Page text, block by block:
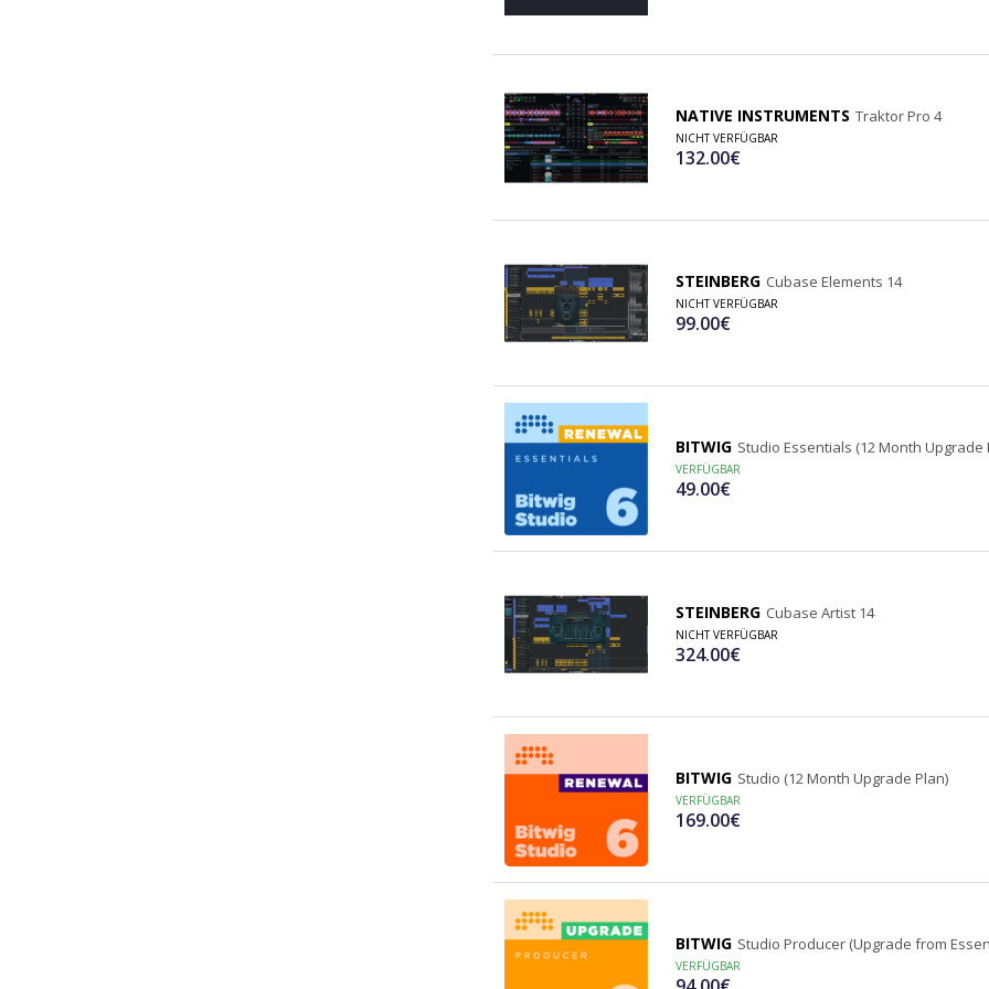
NATIVE INSTRUMENTS Traktor Pro 4
NICHT VERFÜGBAR
132.00€
STEINBERG Cubase Elements 14
NICHT VERFÜGBAR
99.00€
BITWIG Studio Essentials (12 Month Upgrade
VERFÜGBAR
49.00€
STEINBERG Cubase Artist 14
NICHT VERFÜGBAR
324.00€
BITWIG Studio (12 Month Upgrade Plan)
VERFÜGBAR
169.00€
BITWIG Studio Producer (Upgrade from
VERFÜGBAR